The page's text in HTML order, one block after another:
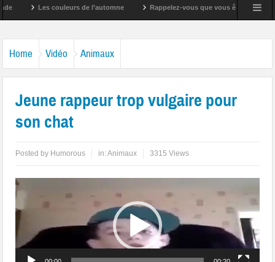
Les couleurs de l’automne Rappelez-vous que vous êtes super !
Home Vidéo Animaux
Jeune rappeur trop vulgaire pour
son chat
Posted by Humorous in:Animaux 3315 Views
Lecteur
vidéo